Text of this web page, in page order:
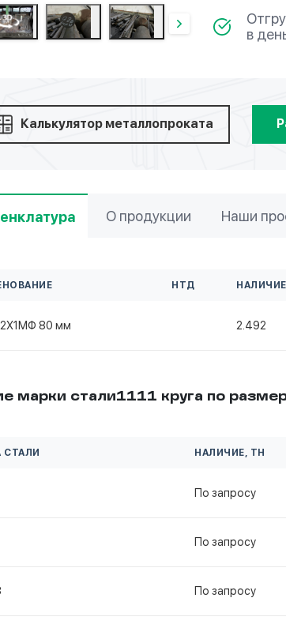
в
Калькулятор металлопроката
О продукции Наши
НТД
80 мм 2.492
марки стали1111 круга по
СТАЛИ НАЛИЧИЕ, ТН
По запросу
По запросу
По запросу